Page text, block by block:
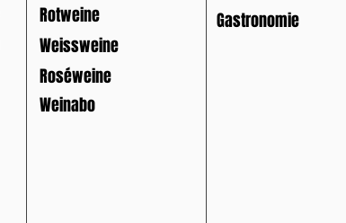
Rotweine
Weissweine
Roséweine
Weinabo
Gastronomie